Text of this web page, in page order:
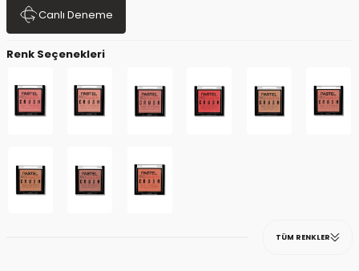
Canlı Deneme
Renk Seçenekleri
TÜM RENKLER